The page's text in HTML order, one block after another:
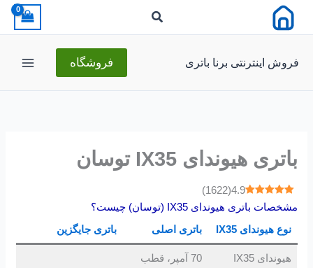
فروش اینترنتی برنا باتری فروشگاه
باتری هیوندای IX35 توسان
4.9
(
1622
)
مشخصات باتری هیوندای IX35 (توسان) چیست؟
نوع هیوندای IX35
باتری اصلی باتری جایگزین
هیوندای IX35
70 آمپر، قطب